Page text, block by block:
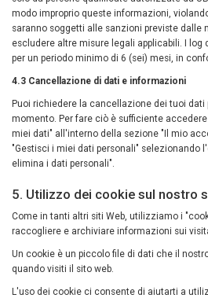
modo improprio queste informazioni,
saranno soggetti alle sanzioni previste dalle
escludere altre misure legali applicabili. I log
per un periodo minimo di 6 (sei) mesi, in
4.3 Cancellazione di dati e informazioni
Puoi richiedere la cancellazione dei tuoi dati
momento. Per fare ciò è sufficiente
miei dati" all'interno della sezione "Il mio
"Gestisci i miei dati personali" selezionando
elimina i dati personali".
5. Utilizzo dei cookie sul nostro
Come in tanti altri siti Web, utilizziamo i
raccogliere e archiviare informazioni sui
Un cookie è un piccolo file di dati che il
quando visiti il sito web.
L'uso dei cookie ci consente di aiutarti a